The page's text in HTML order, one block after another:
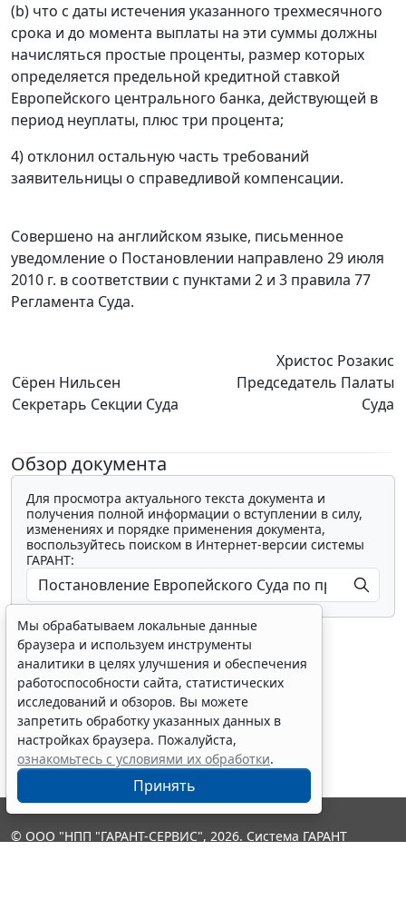
(b) что с даты истечения указанного трехмесячного
срока и до момента выплаты на эти суммы должны
начисляться простые проценты, размер которых
определяется предельной кредитной ставкой
Европейского центрального банка, действующей в
период неуплаты, плюс три процента;
4) отклонил остальную часть требований
заявительницы о справедливой компенсации.
Совершено на английском языке, письменное
уведомление о Постановлении направлено 29 июля
2010 г. в соответствии с пунктами 2 и 3 правила 77
Регламента Суда.
Сёрен Нильсен
Секретарь Секции Суда
Христос Розакис
Председатель Палаты
Суда
Обзор документа
Для просмотра актуального текста документа и
получения полной информации о вступлении в силу,
изменениях и порядке применения документа,
воспользуйтесь поиском в Интернет-версии системы
ГАРАНТ:
Показать все материалы
Мы обрабатываем локальные данные
браузера и используем инструменты
аналитики в целях улучшения и обеспечения
работоспособности сайта, статистических
исследований и обзоров. Вы можете
запретить обработку указанных данных в
настройках браузера. Пожалуйста,
ознакомьтесь с условиями их обработки.
Принять
© ООО "НПП "ГАРАНТ-СЕРВИС", 2026. Система ГАРАНТ